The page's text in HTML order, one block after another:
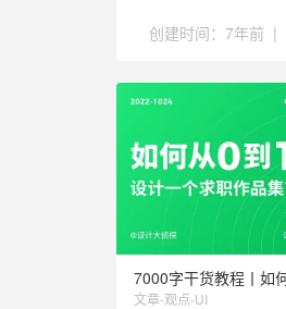
创建时间： 7年前 |
文章-观点-UI